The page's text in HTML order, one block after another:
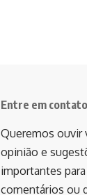
Entre em contato
Queremos ouvir
opinião e
importantes
comentários ou